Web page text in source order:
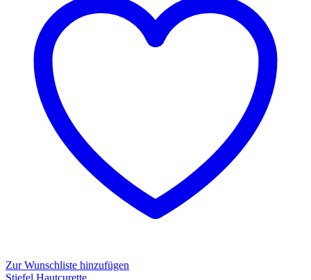
Zur Wunschliste hinzufügen